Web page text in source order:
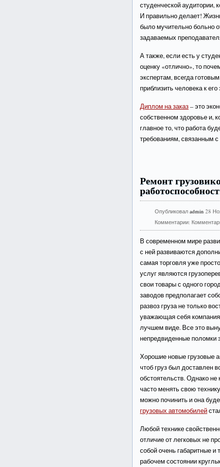
студенческой аудитории,
И правильно делает!
было мучительно больно
задаваемых
А также, если есть у
оценку «отлично», то
экспертам, всегда
приблизить человека к
Диплом на заказ– это
собственном здоровье и,
главное то, что работа
требованиям, связанным
Ремонт
Опубликовалadmin 28
Комментарии:
В современном мире
с ней развиваются
самая торговля уже
услуг являются
свои товары с одного
заводов предполагает
развоз груза не только
уважающая себя компания
лучшем виде. Все это
непредвиденные поломки
Хорошие новые грузовые
чтоб груз был доставлен
обстоятельств. Однако
часто менять свою
можно починить и она
грузовых автомобилей
Любой технике
отличие от легковых не
собой очень габаритные
рабочем состоянии